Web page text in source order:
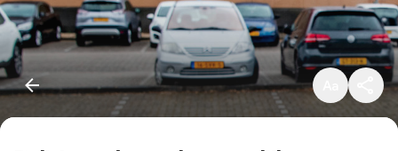
Klein
Standaard
Groot